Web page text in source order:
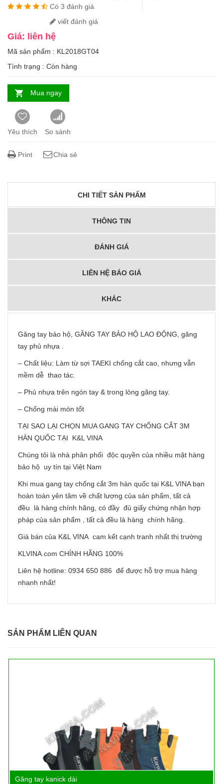
Có 3 đánh giá
viết đánh giá
Giá: liên hệ
Mã sản phẩm : KL2018GT04
Tình trạng : Còn hàng
Mua ngay
Yêu thích So sánh
Print Chia sẻ
CHI TIẾT SẢN PHẨM
THÔNG TIN
ĐÁNH GIÁ
LIÊN HỆ BÁO GIÁ
KHÁC
Găng tay bảo hộ, GĂNG TAY BẢO HỘ LAO ĐỘNG, găng
tay phủ nhựa .
– Chất liệu: Làm từ sợi TAEKI chống cắt cao, nhưng vẫn
mềm dễ thao tác.
– Phủ nhựa trên ngón tay & trong lòng găng tay.
– Chống mài mòn tốt
TẠI SAO LẠI CHỌN MUA GANG TAY CHỐNG CẮT 3M
HÀN QUỐC TẠI K&L VINA
Chúng tôi là nhà phân phối độc quyền của nhiều mặt hàng
bảo hộ uy tín tại Việt Nam
Khi mua gang tay chống cắt 3m hàn quốc tại K&L VINA bạn
hoàn toàn yên tâm về chất lượng của sản phẩm, tất cả
đều là hàng chính hãng, có đầy đủ giấy chứng nhận hợp
pháp của sản phẩm , tất cả đều là hàng chính hãng.
Giá bán của K&L VINA cam kết cạnh tranh nhất thị trường
KLVINA.com CHÍNH HÃNG 100%
Liên hệ hotline: 0934 650 886 để được hỗ trợ mua hàng
nhanh nhất!
SẢN PHẨM LIÊN QUAN
Găng tay kanick dài